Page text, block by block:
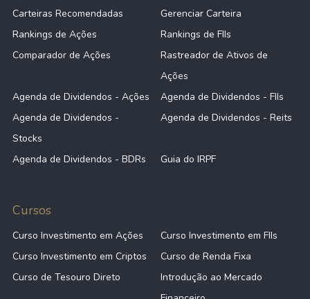
Carteiras Recomendadas
Gerenciar Carteira
Rankings de Ações
Rankings de FIIs
Comparador de Ações
Rastreador de Ativos de
Ações
Agenda de Dividendos - Ações
Agenda de Dividendos - FIIs
Agenda de Dividendos -
Stocks
Agenda de Dividendos - Reits
Agenda de Dividendos - BDRs Guia do IRPF
Cursos
Curso Investimento em Ações
Curso Investimento em FIIs
Curso Investimento em Criptos
Curso de Renda Fixa
Curso de Tesouro Direto
Introdução ao Mercado